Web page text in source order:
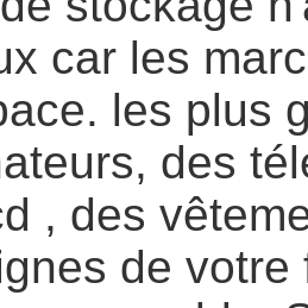
car les
les plus
des
, des
de